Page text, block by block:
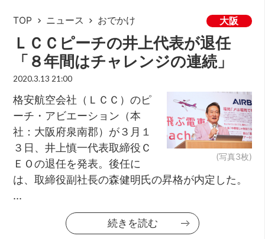
TOP ニュース おでかけ 大阪
ＬＣＣピーチの井上代表が退任
「８年間はチャレンジの連続」
2020.3.13 21:00
(写真3枚)
格安航空会社（ＬＣＣ）のピ
ーチ・アビエーション（本
社：大阪府泉南郡）が３月１
３日、井上慎一代表取締役Ｃ
ＥＯの退任を発表。後任に
は、取締役副社長の森健明氏の昇格が内定した。
...
続きを読む